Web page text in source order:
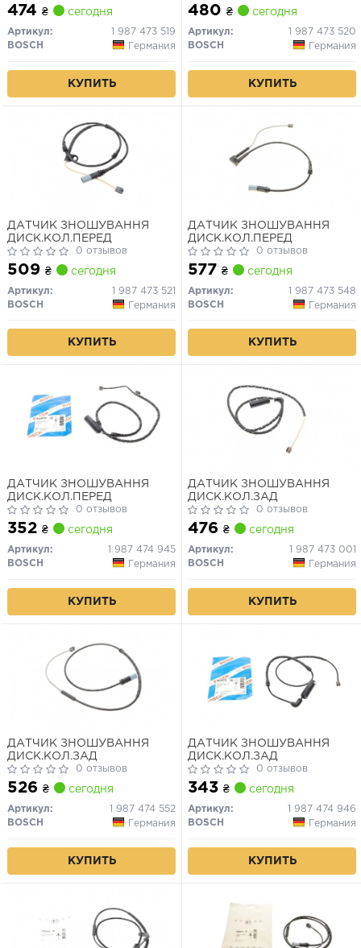
474 ₴ сегодня
Артикул:
1 987 473 519
BOSCH
Германия
КУПИТЬ
480 ₴ сегодня
Артикул:
1 987 473 520
BOSCH
Германия
КУПИТЬ
ДАТЧИК ЗНОШУВАННЯ
ДИСК.КОЛ.ПЕРЕД
0 отзывов
509 ₴ сегодня
Артикул:
1 987 473 521
BOSCH
Германия
КУПИТЬ
ДАТЧИК ЗНОШУВАННЯ
ДИСК.КОЛ.ПЕРЕД
0 отзывов
577 ₴ сегодня
Артикул:
1 987 473 548
BOSCH
Германия
КУПИТЬ
ДАТЧИК ЗНОШУВАННЯ
ДИСК.КОЛ.ПЕРЕД
0 отзывов
352 ₴ сегодня
Артикул:
1 987 474 945
BOSCH
Германия
КУПИТЬ
ДАТЧИК ЗНОШУВАННЯ
ДИСК.КОЛ.ЗАД
0 отзывов
476 ₴ сегодня
Артикул:
1 987 473 001
BOSCH
Германия
КУПИТЬ
ДАТЧИК ЗНОШУВАННЯ
ДИСК.КОЛ.ЗАД
0 отзывов
526 ₴ сегодня
Артикул:
1 987 474 552
BOSCH
Германия
КУПИТЬ
ДАТЧИК ЗНОШУВАННЯ
ДИСК.КОЛ.ЗАД
0 отзывов
343 ₴ сегодня
Артикул:
1 987 474 946
BOSCH
Германия
КУПИТЬ